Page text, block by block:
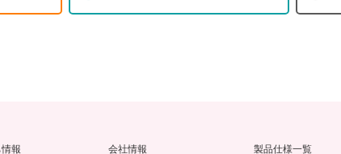
報 会社情報 製品仕様一覧